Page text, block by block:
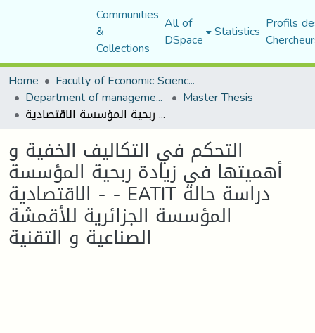
Communities
&
Collections
All of
DSpace Statistics Profils
Home
Faculty of Economic Sciences, Commerce and Management Sciences
Department of management sciences Master Thesis
التحكم في التكاليف الخفية و أهميتها في زيادة ربحية المؤسسة الاقتصادية - - EATIT دراسة حالة المؤسسة الجزائرية للأقمشة الصناعية و التقنية
التحكم في التكاليف الخفية و
أهميتها في زيادة ربحية المؤسسة
الاقتصادية - - EATIT دراسة حالة
المؤسسة الجزائرية للأقمشة
الصناعية و التقنية